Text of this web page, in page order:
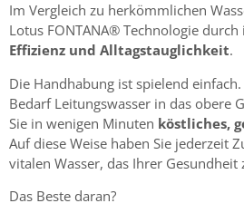
Im Vergleich zu herkömmlichen
Lotus FONTANA® Technologie durch
Effizienz und Alltagstauglichkeit.
Die Handhabung ist spielend
Bedarf Leitungswasser in das obere
Sie in wenigen Minuten köstliches,
Auf diese Weise haben Sie jederzeit
vitalen Wasser, das Ihrer
Das Beste daran?